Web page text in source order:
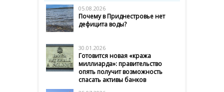
05.08.2026
Почему в Приднестровье нет
дефицита воды?
30.01.2026
Готовится новая «кража
миллиарда»: правительство
опять получит возможность
спасать активы банков